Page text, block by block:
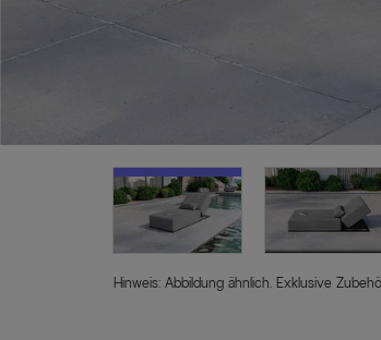
Hinweis: Abbildung ähnlich. Exklusive